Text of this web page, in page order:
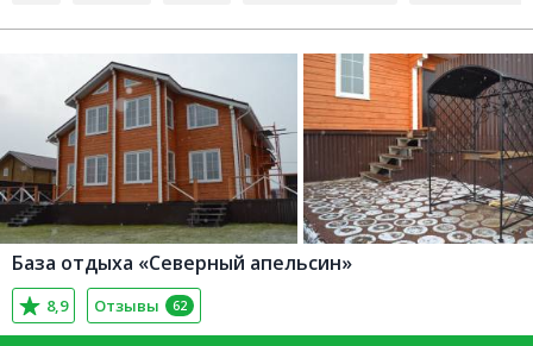
База отдыха «Северный апельсин»
8,9 Отзывы 62